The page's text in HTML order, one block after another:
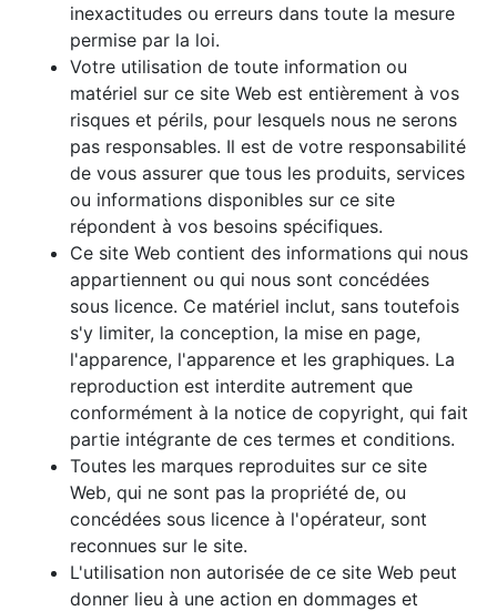
inexactitudes ou erreurs dans toute la mesure
permise par la loi.
Votre utilisation de toute information ou
matériel sur ce site Web est entièrement à vos
risques et périls, pour lesquels nous ne serons
pas responsables. Il est de votre responsabilité
de vous assurer que tous les produits, services
ou informations disponibles sur ce site
répondent à vos besoins spécifiques.
Ce site Web contient des informations qui nous
appartiennent ou qui nous sont concédées
sous licence. Ce matériel inclut, sans toutefois
s'y limiter, la conception, la mise en page,
l'apparence, l'apparence et les graphiques. La
reproduction est interdite autrement que
conformément à la notice de copyright, qui fait
partie intégrante de ces termes et conditions.
Toutes les marques reproduites sur ce site
Web, qui ne sont pas la propriété de, ou
concédées sous licence à l'opérateur, sont
reconnues sur le site.
L'utilisation non autorisée de ce site Web peut
donner lieu à une action en dommages et